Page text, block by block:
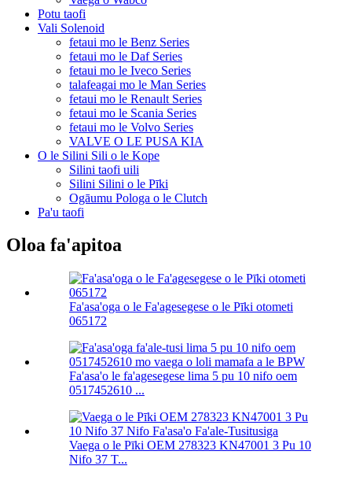
Potu taofi
Vali Solenoid
fetaui mo le Benz Series
fetaui mo le Daf Series
fetaui mo le Iveco Series
talafeagai mo le Man Series
fetaui mo le Renault Series
fetaui mo le Scania Series
fetaui mo le Volvo Series
VALVE O LE PUSA KIA
O le Silini Sili o le Kope
Silini taofi uili
Silini Silini o le Pīki
Ogāumu Pologa o le Clutch
Pa'u taofi
Oloa fa'apitoa
Fa'asa'oga o le Fa'agesegese o le Pīki otometi
065172
Fa'asa'o le fa'agesegese lima 5 pu 10 nifo oem
0517452610 ...
Vaega o le Pīki OEM 278323 KN47001 3 Pu 10
Nifo 37 T...